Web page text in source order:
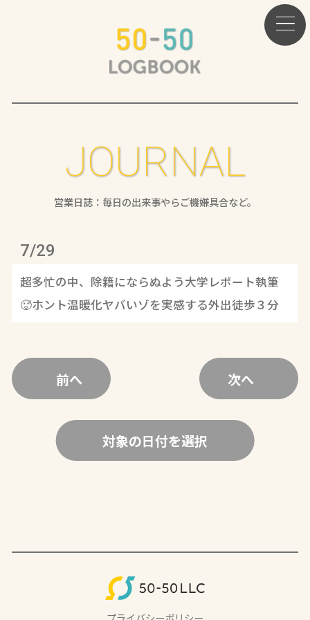
JOURNAL
営業日誌：毎日の出来事やらご機嫌具合など。
7/29
超多忙の中、除籍にならぬよう大学レポート執筆
🥵ホント温暖化ヤバいゾを実感する外出徒歩３分
前へ 次へ
対象の日付を選択